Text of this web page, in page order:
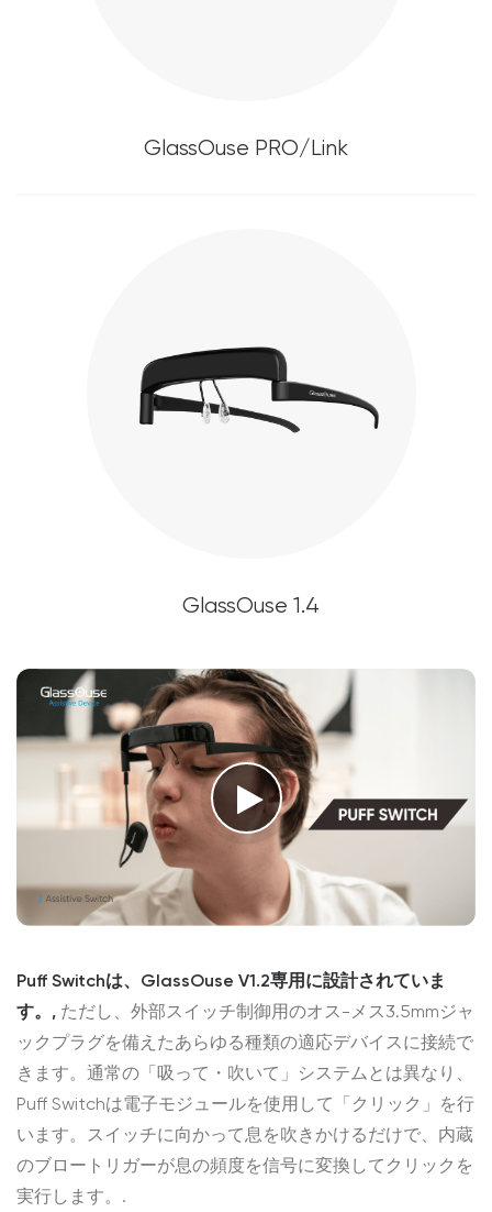
GlassOuse PRO/Link
GlassOuse 1.4
Puff Switchは、GlassOuse V1.2専用に設計されていま
す。, ただし、外部スイッチ制御用のオス-メス3.5mmジャ
ックプラグを備えたあらゆる種類の適応デバイスに接続で
きます。通常の「吸って・吹いて」システムとは異なり、
Puff Switchは電子モジュールを使用して「クリック」を行
います。スイッチに向かって息を吹きかけるだけで、内蔵
のブロートリガーが息の頻度を信号に変換してクリックを
実行します。.